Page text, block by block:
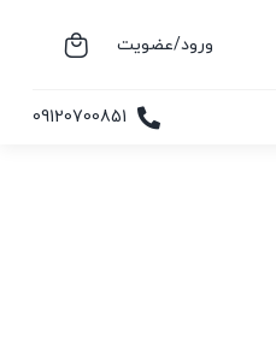
ورود/عضویت
09120700851